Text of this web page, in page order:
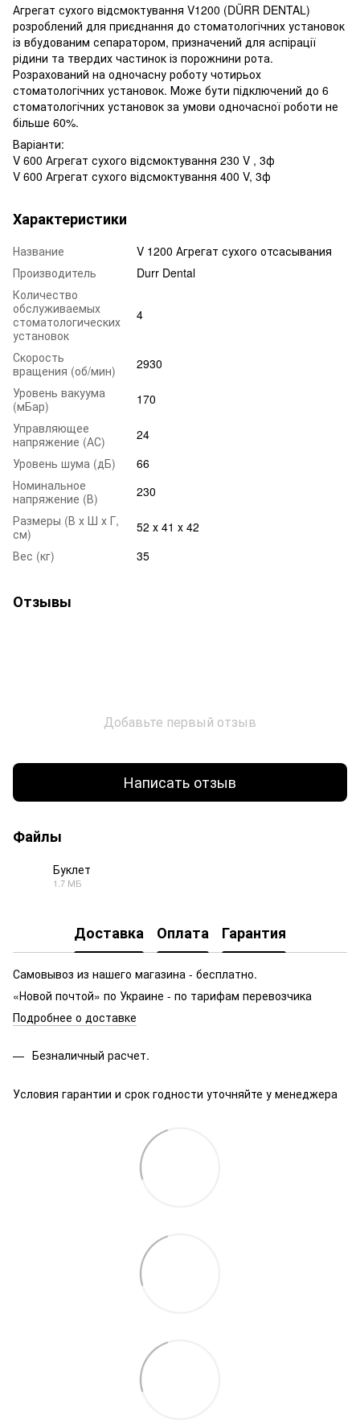
Агрегат сухого відсмоктування V1200 (DÜRR DENTAL)
розроблений для приєднання до стоматологічних установок
із вбудованим сепаратором, призначений для аспірації
рідини та твердих частинок із порожнини рота.
Розрахований на одночасну роботу чотирьох
стоматологічних установок. Може бути підключений до 6
стоматологічних установок за умови одночасної роботи не
більше 60%.
Варіанти:
V 600 Агрегат сухого відсмоктування 230 V , 3ф
V 600 Агрегат сухого відсмоктування 400 V, 3ф
Характеристики
Название
V 1200 Агрегат сухого отсасывания
Производитель
Durr Dental
Количество
обслуживаемых
стоматологических
установок
4
Скорость
вращения (об/мин)
2930
Уровень вакуума
(мБар)
170
Управляющее
напряжение (АС)
24
Уровень шума (дБ)
66
Номинальное
напряжение (В)
230
Размеры (В х Ш х Г,
см)
52 х 41 х 42
Вес (кг)
35
Отзывы
Добавьте первый отзыв
Написать отзыв
Файлы
Буклет
1.7 МБ
Доставка Оплата Гарантия
Самовывоз из нашего магазина - бесплатно.
«Новой почтой» по Украине - по тарифам перевозчика
Подробнее о доставке
Безналичный расчет.
Условия гарантии и срок годности уточняйте у менеджера